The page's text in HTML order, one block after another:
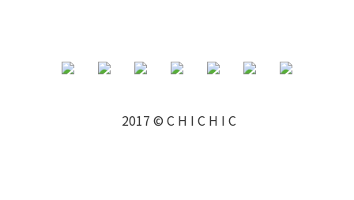
2017 © C H I C H I C